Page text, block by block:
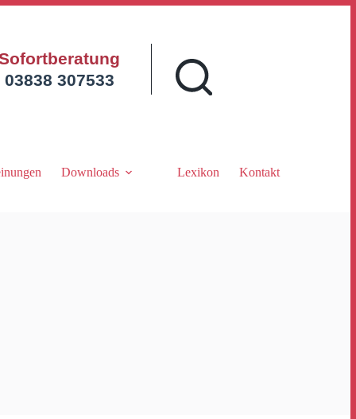
03838 307533
Downloads Lexikon Kontakt